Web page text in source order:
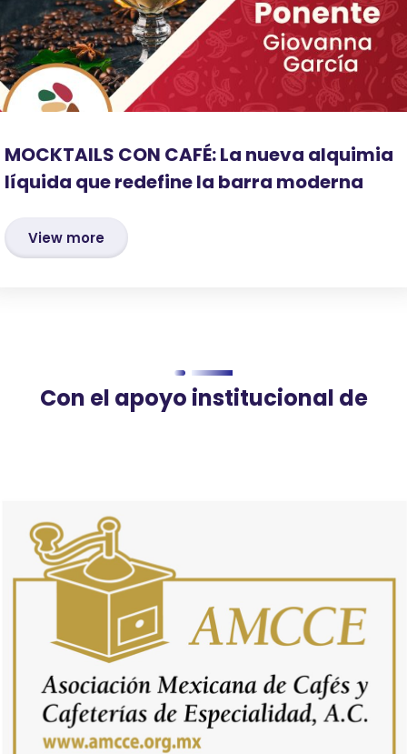
MOCKTAILS CON CAFÉ: La nueva alquimia
líquida que redefine la barra moderna
View more
Con el apoyo institucional de